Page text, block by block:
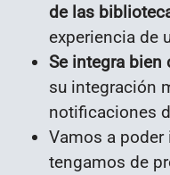
de las
experiencia de
Se integra
su integración
notificaciones
Vamos a
tengamos de